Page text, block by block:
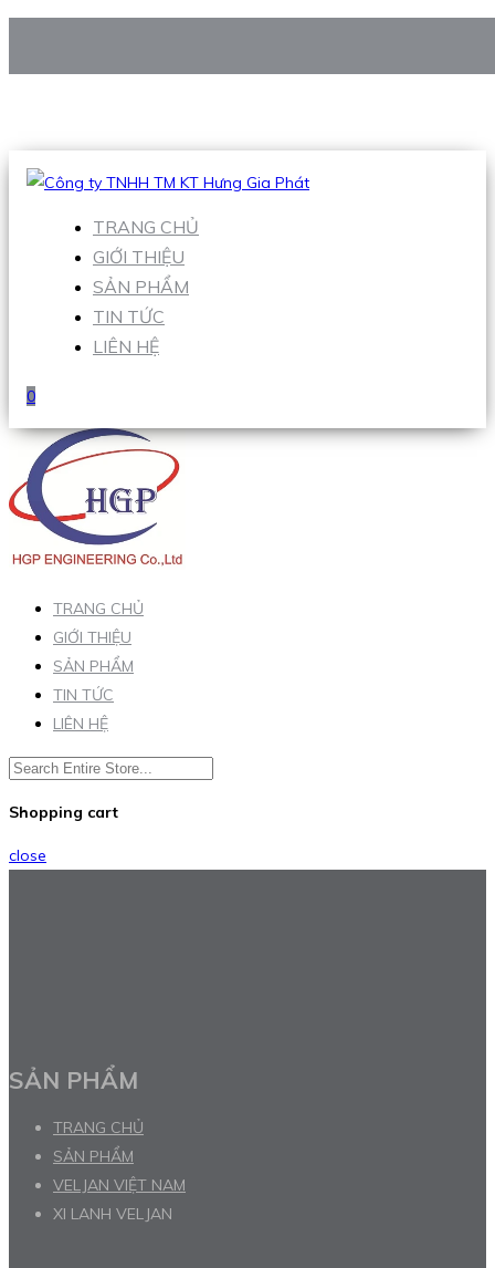
Hotline:0938 906 663
TRANG CHỦ
GIỚI THIỆU
SẢN PHẨM
TIN TỨC
LIÊN HỆ
0
TRANG CHỦ
GIỚI THIỆU
SẢN PHẨM
TIN TỨC
LIÊN HỆ
Shopping cart
close
SẢN PHẨM
TRANG CHỦ
SẢN PHẨM
VELJAN VIỆT NAM
XI LANH VELJAN